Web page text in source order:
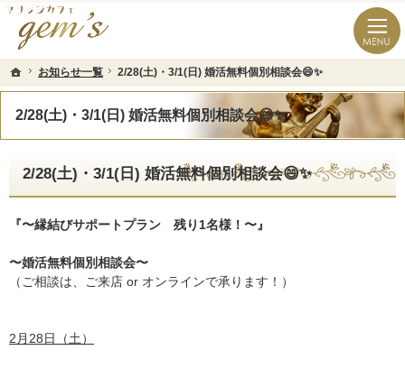
ホーム
お知らせ一覧 2/28(土)・3/1(日) 婚活無料個別相談会😄✨
2/28(土)・3/1(日) 婚活無料個別相談会😄✨
長崎県の婚活なら結婚相談所のマリッジカフェgem’ｓ（ジェムズ）
長崎県長崎市の結婚相談所マリッジカフェgem's(ジェムズ)
2/28(土)・3/1(日) 婚活無料個別相談会😄✨
『〜縁結びサポートプラン 残り1名様！〜』
〜婚活無料個別相談会〜
（ご相談は、ご来店 or オンラインで承ります！）
2月28日（土）
ホーム
お知らせ一覧 2/28(土)・3/1(日) 婚活無料個別相談会😄✨